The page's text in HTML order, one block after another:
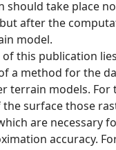
should take place
after the
model.
of this publication
a method for the
terrain models. For
surface those
are necessary
accuracy.